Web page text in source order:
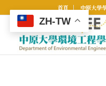
首頁 中原大學
ZH-TW